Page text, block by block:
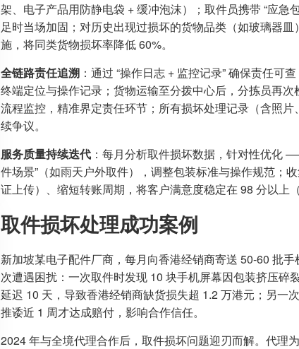
架、电子产品用防静电袋 + 缓冲泡沫）；取件员携带 “应
足时当场加固；对历史出现过损坏的货物品类（如玻璃器
施，将同类货物损坏率降低 60%。
全链路责任追溯 ：通过 “操作日志 + 监控记录” 确保责任
终端定位与操作记录；货物运输至分拨中心后，分拣员再
流程监控，精准界定责任环节；所有损坏处理记录（含照
续争议。
服务质量持续迭代 ：每月分析取件损坏数据，针对性优化
件场景”（如雨天户外取件），调整包装标准与操作规范；
证上传）、缩短转账周期，将客户满意度稳定在 98 分以上
取件损坏处理成功案例
新加坡某电子配件厂商，每月向香港经销商寄送 50-60 批
次遭遇困扰：一次取件时发现 10 块手机屏幕因包装挤压
延迟 10 天，导致香港经销商缺货损失超 1.2 万港元；另一
推诿近 1 周才达成赔付，影响合作信任。
2024 年与全境代理合作后，取件损坏问题迎刃而解。代理